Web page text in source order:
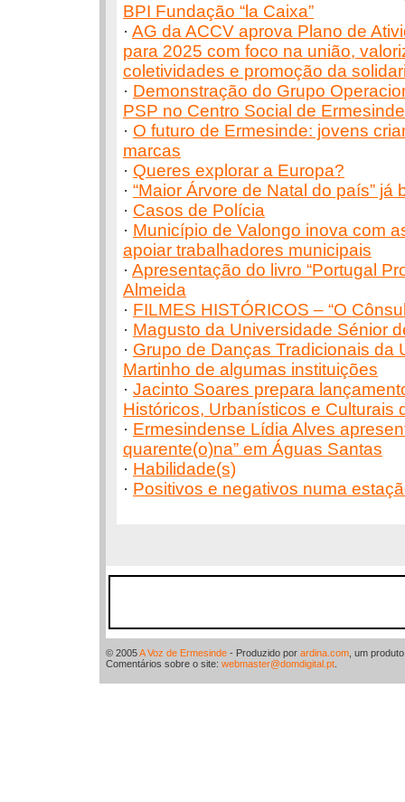
BPI Fundação “la Caixa”
· AG da ACCV aprova Plano de
para 2025 com foco na união,
coletividades e promoção da
· Demonstração do Grupo
PSP no Centro Social de Ermesinde
· O futuro de Ermesinde: jovens
marcas
· Queres explorar a Europa?
· “Maior Árvore de Natal do país” já
· Casos de Polícia
· Município de Valongo inova com
apoiar trabalhadores municipais
· Apresentação do livro “Portugal
Almeida
· FILMES HISTÓRICOS – “O
· Magusto da Universidade Sénior
· Grupo de Danças Tradicionais da
Martinho de algumas instituições
· Jacinto Soares prepara
Históricos, Urbanísticos e Culturais
· Ermesindense Lídia Alves
quarente(o)na” em Águas Santas
· Habilidade(s)
· Positivos e negativos numa
© 2005A Voz de Ermesinde - Produzido por ardina.com , um
Comentários sobre o site: webmaster@domdigital.pt